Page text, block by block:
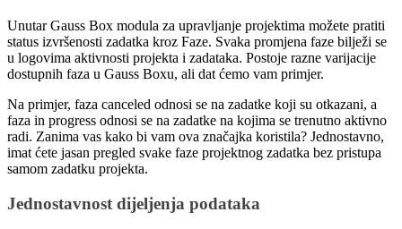
Unutar Gauss Box modula za upravljanje projektima možete pratiti
status izvršenosti zadatka kroz Faze. Svaka promjena faze bilježi se
u logovima aktivnosti projekta i zadataka. Postoje razne varijacije
dostupnih faza u Gauss Boxu, ali dat ćemo vam primjer.
Na primjer, faza canceled odnosi se na zadatke koji su otkazani, a
faza in progress odnosi se na zadatke na kojima se trenutno aktivno
radi. Zanima vas kako bi vam ova značajka koristila? Jednostavno,
imat ćete jasan pregled svake faze projektnog zadatka bez pristupa
samom zadatku projekta.
Jednostavnost dijeljenja podataka